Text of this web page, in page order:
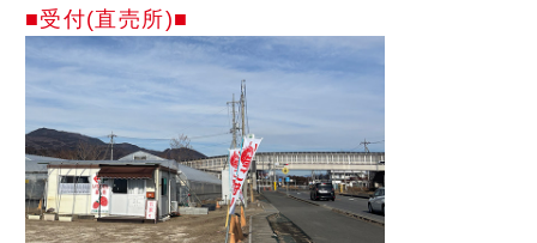
■受付(直売所)■